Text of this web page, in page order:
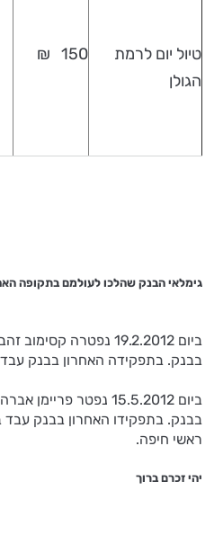
טיול יום לרמת
הגולן
150 ₪
גימלאי הבנק שהלכו לעולמם בתקופה
בבנק. בתפקידה האחרון בבנק עבדה
בבנק. בתפקידו האחרון בבנק עבד
ראשי חיפה.
יהי זכרם ברוך